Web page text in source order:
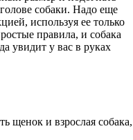
собаки. Надо еще
используя ее только
правила, и собака
увидит у вас в руках
щенок и взрослая собака,